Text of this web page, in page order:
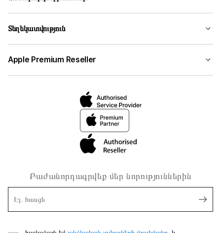
Տեղեկատվություն
Apple Premium Reseller
Բաժանորդագրվեք մեր նորություններին
Էլ. հասցե